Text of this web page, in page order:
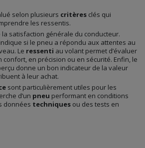
selon plusieurs critères clés qui
les ressentis.
satisfaction générale du conducteur.
indique si le pneu a répondu aux attentes au
Le ressenti au volant permet d’évaluer
confort, en précision ou en sécurité. Enfin, le
donne un bon indicateur de la valeur
à leur achat.
sont particulièrement utiles pour les
d’un pneu performant en conditions
données techniques ou des tests en